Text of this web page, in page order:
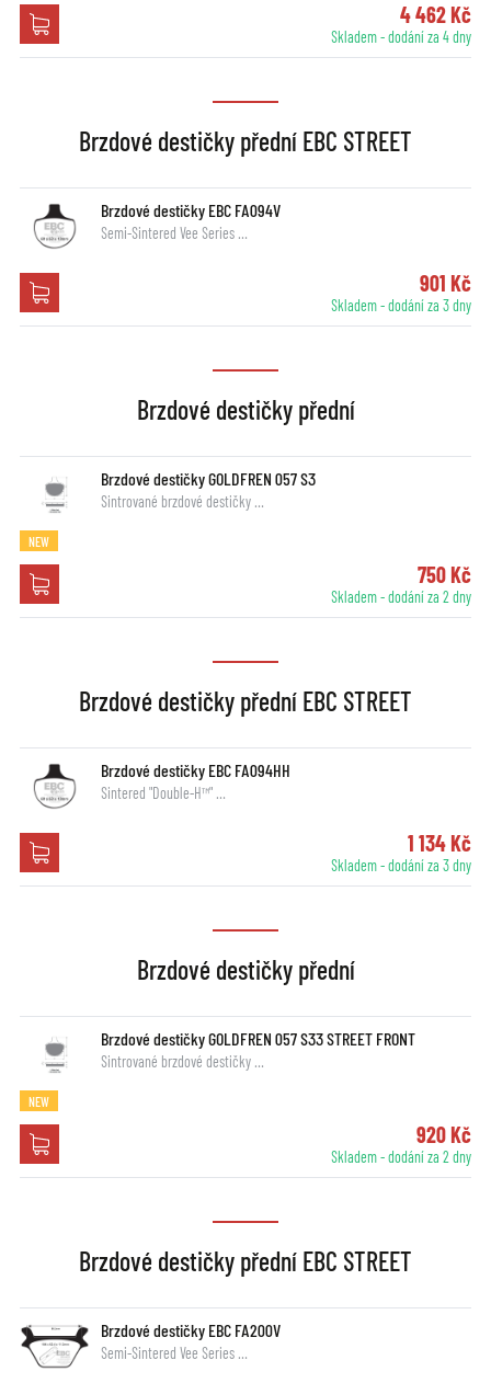
4 462 Kč
Skladem - dodání za 4 dny
Brzdové destičky přední EBC STREET
Brzdové destičky EBC FA094V
Semi-Sintered Vee Series …
901 Kč
Skladem - dodání za 3 dny
Brzdové destičky přední
Brzdové destičky GOLDFREN 057 S3
Sintrované brzdové destičky …
NEW
750 Kč
Skladem - dodání za 2 dny
Brzdové destičky přední EBC STREET
Brzdové destičky EBC FA094HH
Sintered "Double-H™" …
1 134 Kč
Skladem - dodání za 3 dny
Brzdové destičky přední
Brzdové destičky GOLDFREN 057 S33 STREET FRONT
Sintrované brzdové destičky …
NEW
920 Kč
Skladem - dodání za 2 dny
Brzdové destičky přední EBC STREET
Brzdové destičky EBC FA200V
Semi-Sintered Vee Series …